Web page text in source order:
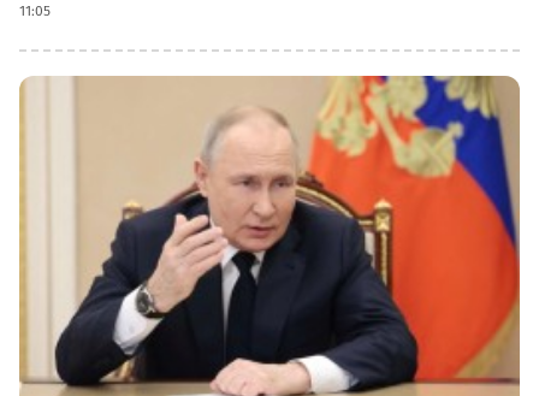
რეჯეფ თაიფ ერდოღანმა და პაკისტანის პრემიერ-
მინისტრმა მუჰამედ შაჰბაზ შარიფმა.პაკისტანის საგარეო
უწყების განცხადებით, შეთანხმება ეფუძნება სამ ქვეყანას
შორის ისტორიულ კავშირებს, სტრატეგიულ ინტერესებსა
და თავდაცვის სფეროში ხანგრძლივ
თანამშრომლობას.დოკუმენტი მიზნად ისახავს თავდაცვის
სფეროში თანამშრომლობის გაფართოებას და „აგრესიის
ნებისმიერი აქტის შეკავების“ გაძლიერებას. შეთანხმების
ფარგლებში სამი ქვეყანა გეგმავს სამხედრო და
უსაფრთხოების მიმართულებით კოორდინაციის
გაღრმავებას.საუდის არაბეთს, თურქეთსა და პაკისტანს
შორის თავდაცვის სფეროში თანამშრომლობა ბოლო
წლებში გაძლიერდა რეგიონული უსაფრთხოების
გამოწვევების ფონზე. სამივე ქვეყანა ისლამური
თანამშრომლობის ორგანიზაციის წევრია და აქტიურად
11:05